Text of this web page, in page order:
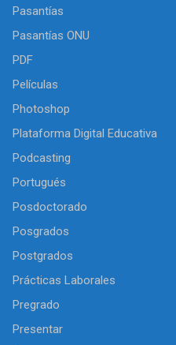
Pasantías
Pasantías ONU
PDF
Películas
Photoshop
Plataforma Digital Educativa
Podcasting
Portugués
Posdoctorado
Posgrados
Postgrados
Prácticas Laborales
Pregrado
Presentar